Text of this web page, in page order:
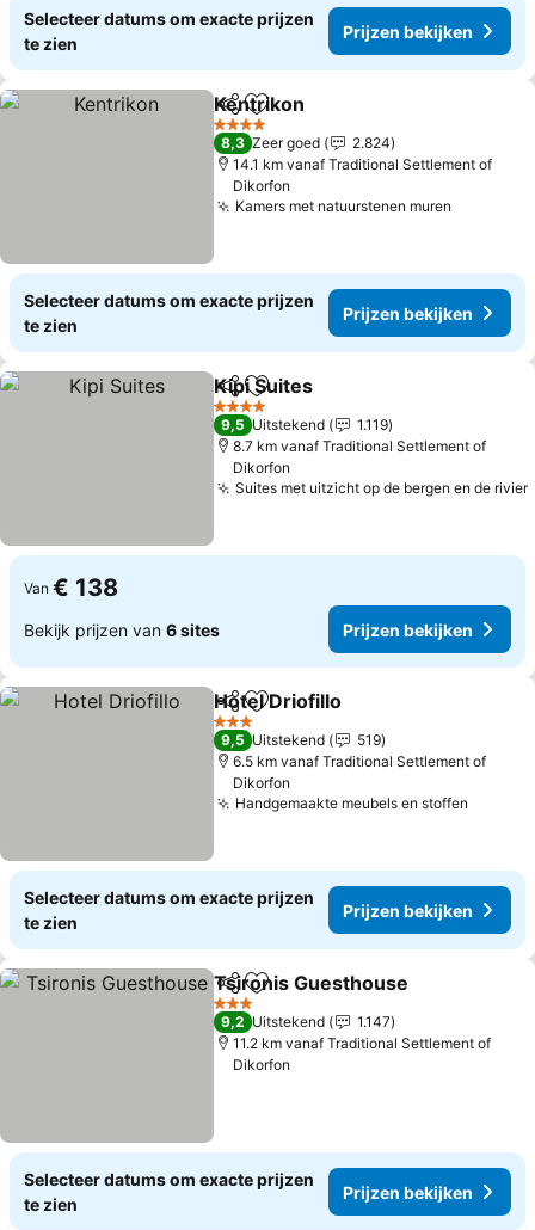
Selecteer datums om exacte prijzen
te zien
Prijzen bekijken
DelenToevoegen aan favorieten
Kentrikon
4 Sterren
8,3 Zeer goed
2.824
14.1 km vanaf Traditional Settlement of
Dikorfon
Kamers met natuurstenen muren
Selecteer datums om exacte prijzen
te zien
Prijzen bekijken
DelenToevoegen aan favorieten
Kipi Suites
4 Sterren
9,5 Uitstekend
1.119
8.7 km vanaf Traditional Settlement of
Dikorfon
Suites met uitzicht op de bergen en de rivier
Van € 138
Bekijk prijzen van 6 sites Prijzen bekijken
DelenToevoegen aan favorieten
Hotel Driofillo
3 Sterren
9,5 Uitstekend
519
6.5 km vanaf Traditional Settlement of
Dikorfon
Handgemaakte meubels en stoffen
Selecteer datums om exacte prijzen
te zien
Prijzen bekijken
DelenToevoegen aan favorieten
Tsironis Guesthouse
3 Sterren
9,2 Uitstekend
1.147
11.2 km vanaf Traditional Settlement of
Dikorfon
Selecteer datums om exacte prijzen
te zien
Prijzen bekijken